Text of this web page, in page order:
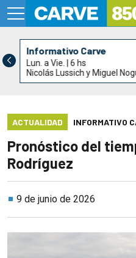
Informativo Carve
Lun. a Vie. | 6 hs
Nicolás Lussich y Miguel
ACTUALIDAD INFORMATIVO
Pronóstico del
Rodríguez
9 de junio de 2026